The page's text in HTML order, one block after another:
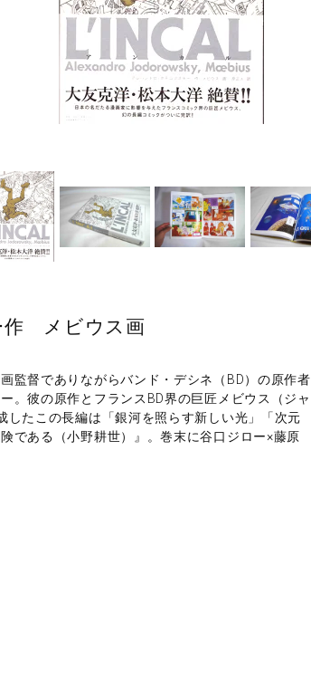
作 メビウス画
監督でありながらバンド・デシネ（BD）の原作者
。彼の原作とフランスBD界の巨匠メビウス（ジャ
たこの長編は「銀河を照らす新しい光」「次元
である（小野耕世）』。巻末に谷口ジロー×藤原